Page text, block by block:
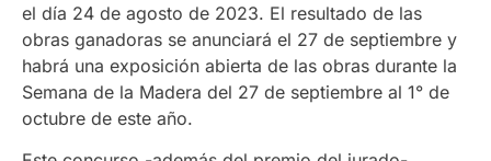
el día 24 de agosto de 2023. El resultado de las
obras ganadoras se anunciará el 27 de septiembre y
habrá una exposición abierta de las obras durante la
Semana de la Madera del 27 de septiembre al 1° de
octubre de este año.